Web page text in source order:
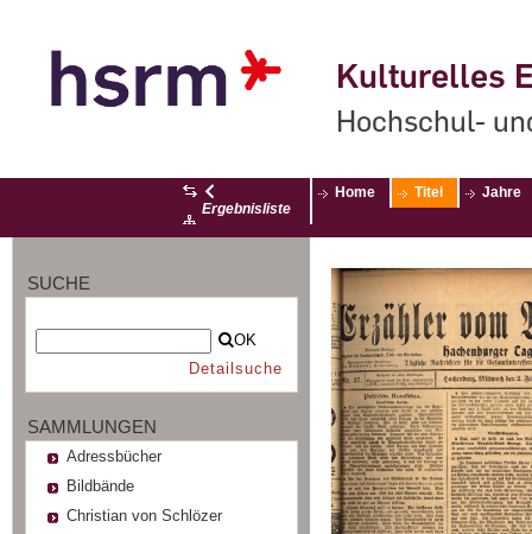
Kulturelles
Hochschul-
Ergebnisliste
Home Titel Jahre
SUCHE
OK
Detailsuche
SAMMLUNGEN
Adressbücher
Bildbände
Christian von Schlözer